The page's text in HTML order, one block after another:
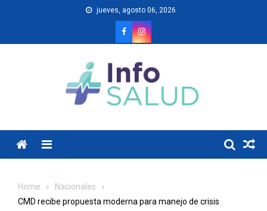
jueves, agosto 06, 2026
Menu
Home
Nacionales
CMD recibe propuesta moderna para manejo de crisis